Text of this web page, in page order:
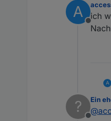
A
ich
A
? Ein
@